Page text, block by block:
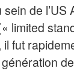
de l’US
limited
fut